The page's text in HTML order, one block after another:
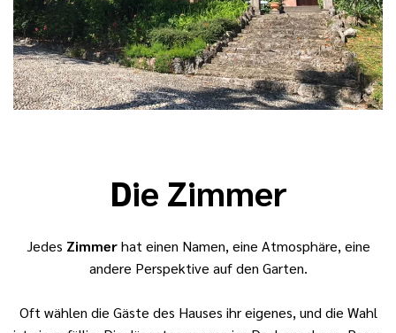
Die Zimmer
Jedes Zimmerhat einen Namen, eine Atmosphäre, eine
andere Perspektive auf den Garten.
Oft wählen die Gäste des Hauses ihr eigenes, und die Wahl